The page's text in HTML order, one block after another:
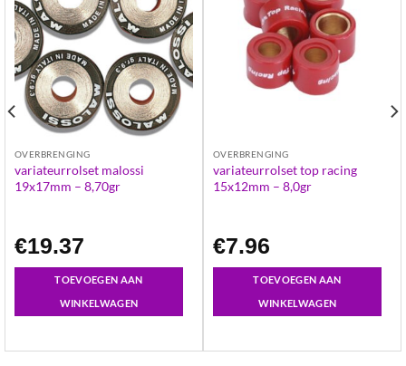
OVERBRENGING
variateurrolset malossi
19x17mm – 8,70gr
€19.37
TOEVOEGEN AAN
WINKELWAGEN
OVERBRENGING
variateurrolset top racing
15x12mm – 8,0gr
€7.96
TOEVOEGEN AAN
WINKELWAGEN